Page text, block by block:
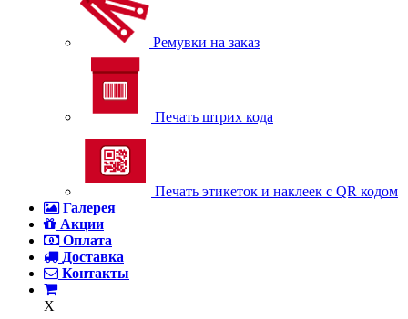
Ремувки на заказ
Печать штрих кода
Печать этикеток и наклеек с QR кодом
Галерея
Акции
Оплата
Доставка
Контакты
X